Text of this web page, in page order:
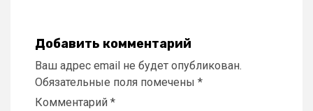
Добавить комментарий
Ваш адрес email не будет опубликован.
Обязательные поля помечены *
Комментарий *